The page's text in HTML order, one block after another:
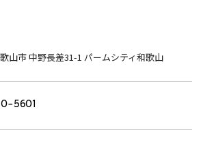
山市 中野長差31-1 パームシティ和歌山
5601